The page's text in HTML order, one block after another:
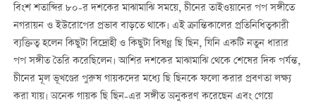
বিংশ শতাব্দির ৮০-র দশকের মাঝামাঝি সময়ে, চীনের তাইওয়ানের পপ সঙ্গীতে
নগরায়ন ও ইউরোপের প্রভাব বাড়তে থাকে। এই ক্রান্তিকালের প্রতিনিধিত্বকারী
ব্যক্তিত্ব হলেন কিছুটা বিদ্রোহী ও কিছুটা বিষণ্ণ ছি ছিন, যিনি একটি নতুন ধারার
পপ সঙ্গীত তৈরি করেছিলেন। আশির দশকের মাঝামাঝি থেকে শেষের দিক পর্যন্ত,
চীনের মূল ভূখণ্ডের পুরুষ গায়কদের মধ্যে ছি ছিনকে ফলো করার প্রবণতা লক্ষ্য
করা যায়। অনেক গায়ক ছি ছিন-এর সঙ্গীত অনুকরণ করেছেন এবং গেয়ে